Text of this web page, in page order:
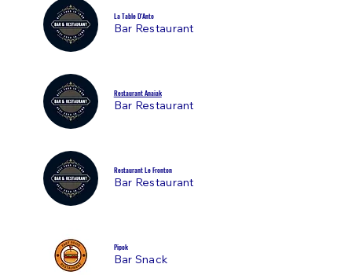
La Table D'Anto
Bar Restaurant
Restaurant Anaiak
Bar Restaurant
Restaurant Le Fronton
Bar Restaurant
Pipok
Bar Snack